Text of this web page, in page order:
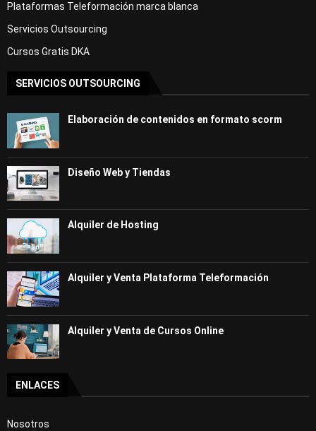
Plataformas Teleformación marca blanca
Servicios Outsourcing
Cursos Gratis DKA
SERVICIOS OUTSOURCING
Elaboración de contenidos en formato scorm
Diseño Web y Tiendas
Alquiler de Hosting
Alquiler y Venta Plataforma Teleformación
Alquiler y Venta de Cursos Online
ENLACES
Nosotros